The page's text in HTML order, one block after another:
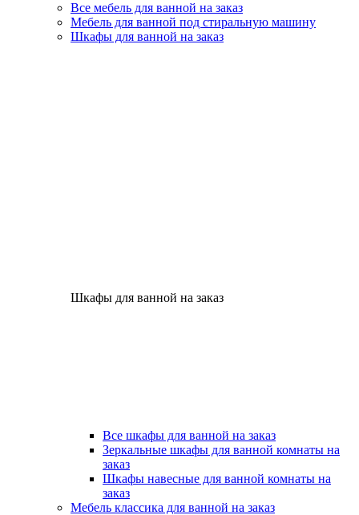
Все мебель для ванной на заказ
Мебель для ванной под стиральную машину
Шкафы для ванной на заказ
Шкафы для ванной на заказ
Все шкафы для ванной на заказ
Зеркальные шкафы для ванной комнаты на
заказ
Шкафы навесные для ванной комнаты на
заказ
Мебель классика для ванной на заказ